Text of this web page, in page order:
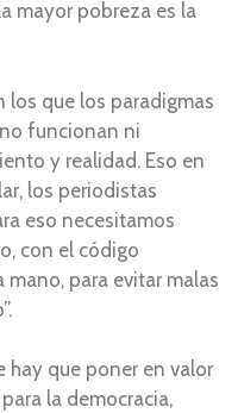
mayor pobreza es la
que los paradigmas
funcionan ni
y realidad. Eso en
los periodistas
eso necesitamos
con el código
para evitar malas
hay que poner en valor
la democracia,